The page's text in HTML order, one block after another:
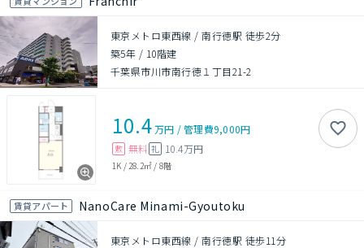
東京メトロ東西線 / 南行徳駅 徒歩2分
築5年 / 10階建
千葉県市川市南行徳１丁目21-2
10.4万円 /管理費9,000円
敷 無料 礼 10.4万円
1K / 28.2㎡ / 8階
賃貸アパート NanoCare Minami-Gyoutoku
東京メトロ東西線 / 南行徳駅 徒歩11分